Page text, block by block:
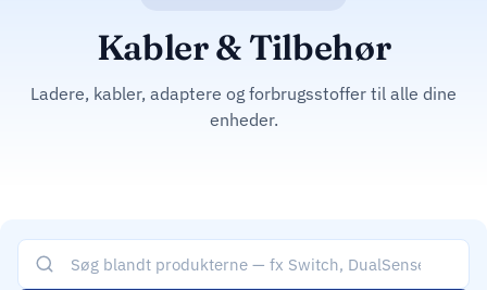
Kabler & Tilbehør
Ladere, kabler, adaptere og forbrugsstoffer til alle dine
enheder.